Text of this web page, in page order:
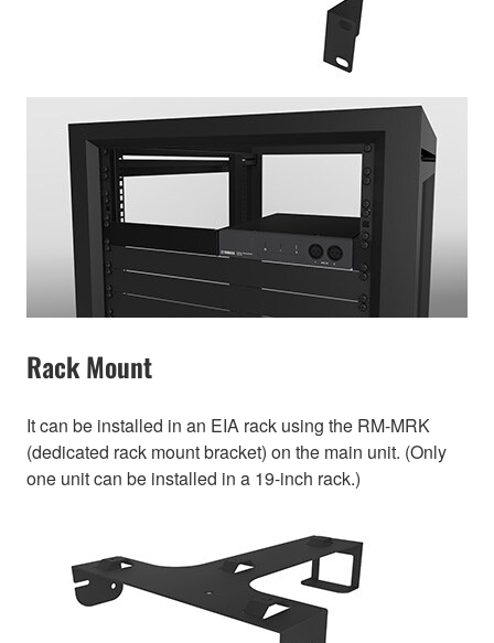
Rack Mount
It can be installed in an EIA rack using the RM-MRK
(dedicated rack mount bracket) on the main unit. (Only
one unit can be installed in a 19-inch rack.)